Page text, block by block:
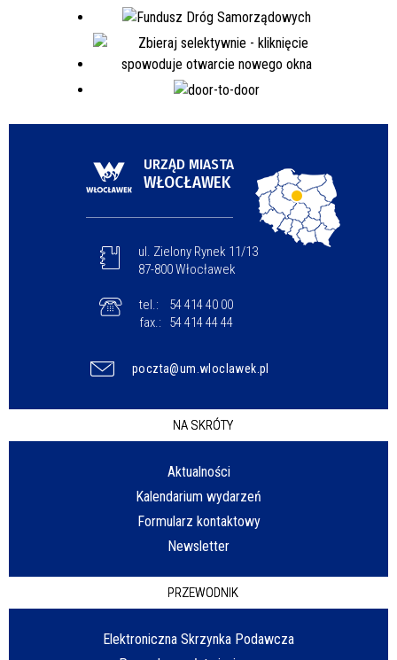
URZĄD MIASTA
WŁOCŁAWEK
ul. Zielony Rynek 11/13
87-800 Włocławek
tel.:
54 414 40 00
fax.:
54 414 44 44
poczta@um.wloclawek.pl
NA SKRÓTY
Aktualności
Kalendarium wydarzeń
Formularz kontaktowy
Newsletter
PRZEWODNIK
Elektroniczna Skrzynka Podawcza